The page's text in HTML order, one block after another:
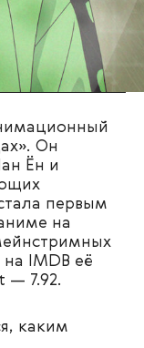
Он
Ён и
первым
на
IMDB её
— 7.92.
каким